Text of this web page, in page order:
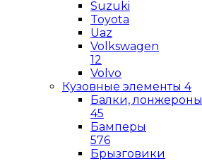
Suzuki
Toyota
Uaz
Volkswagen
12
Volvo
Кузовные элементы 4
Балки, лонжероны
45
Бамперы
576
Брызговики